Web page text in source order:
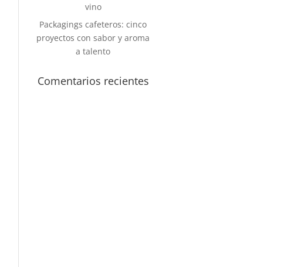
vino
Packagings cafeteros: cinco
proyectos con sabor y aroma
a talento
Comentarios recientes